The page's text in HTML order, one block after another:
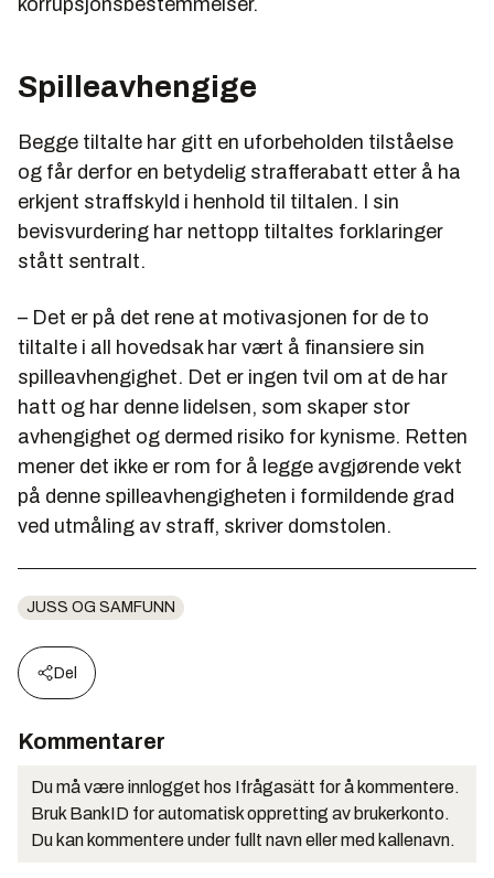
Spilleavhengige
Begge tiltalte har gitt en uforbeholden tilståelse
og får derfor en betydelig strafferabatt etter å ha
erkjent straffskyld i henhold til tiltalen. I sin
bevisvurdering har nettopp tiltaltes forklaringer
stått sentralt.
– Det er på det rene at motivasjonen for de to
tiltalte i all hovedsak har vært å finansiere sin
spilleavhengighet. Det er ingen tvil om at de har
hatt og har denne lidelsen, som skaper stor
avhengighet og dermed risiko for kynisme. Retten
mener det ikke er rom for å legge avgjørende vekt
på denne spilleavhengigheten i formildende grad
ved utmåling av straff, skriver domstolen.
JUSS OG SAMFUNN
Del
Kommentarer
Du må være innlogget hos Ifrågasätt for å kommentere.
Bruk BankID for automatisk oppretting av brukerkonto.
Du kan kommentere under fullt navn eller med kallenavn.